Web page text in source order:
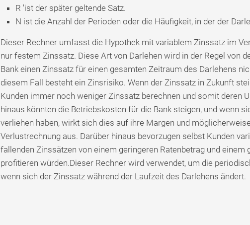
R 'ist der später geltende Satz.
N ist die Anzahl der Perioden oder die Häufigkeit, in der der
Dieser Rechner umfasst die Hypothek mit variablem Zinssatz im
nur festem Zinssatz. Diese Art von Darlehen wird in der Regel von
Bank einen Zinssatz für einen gesamten Zeitraum des Darlehens
diesem Fall besteht ein Zinsrisiko. Wenn der Zinssatz in Zukunft
Kunden immer noch weniger Zinssatz berechnen und somit deren
hinaus könnten die Betriebskosten für die Bank steigen, und wenn
verliehen haben, wirkt sich dies auf ihre Margen und
Verlustrechnung aus. Darüber hinaus bevorzugen selbst Kunden
fallenden Zinssätzen von einem geringeren Ratenbetrag und einem
profitieren würden.Dieser Rechner wird verwendet, um die
wenn sich der Zinssatz während der Laufzeit des Darlehens ändert.